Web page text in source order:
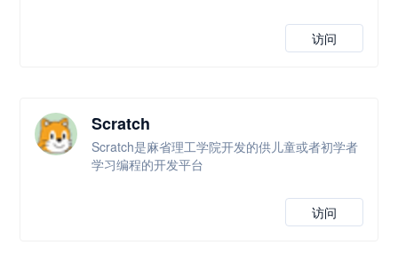
访问
Scratch
Scratch是麻省理工学院开发的供儿童或者初学者
学习编程的开发平台
访问